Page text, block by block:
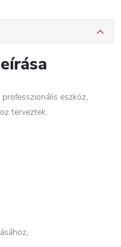
eszköz,
terveztek.